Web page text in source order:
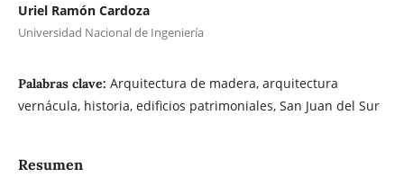
Uriel Ramón Cardoza
Universidad Nacional de Ingeniería
Palabras clave: Arquitectura de madera, arquitectura
vernácula, historia, edificios patrimoniales, San Juan del Sur
Resumen